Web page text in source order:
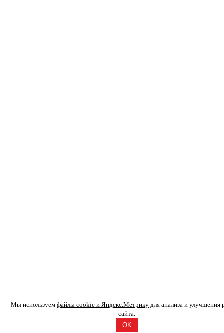
Мы используем файлы cookie и Яндекс.Метрику для анализа и улучшения
сайта.
OK